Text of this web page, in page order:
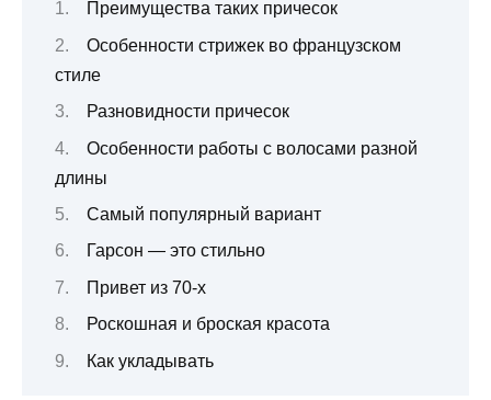
Преимущества таких причесок
Особенности стрижек во французском
стиле
Разновидности причесок
Особенности работы с волосами разной
длины
Самый популярный вариант
Гарсон — это стильно
Привет из 70-х
Роскошная и броская красота
Как укладывать